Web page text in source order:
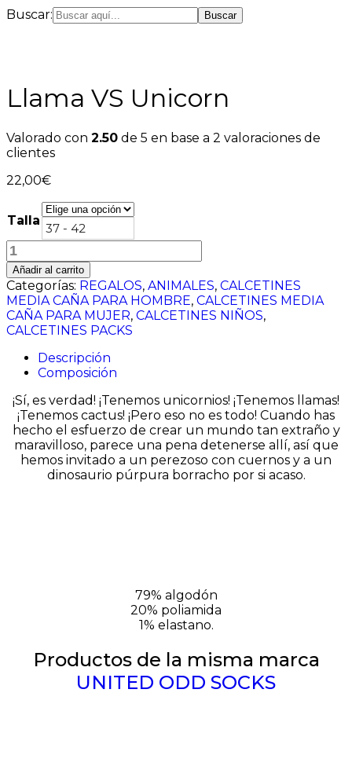
Buscar:
Llama VS Unicorn
Valorado con 2.50 de 5 en base a 2 valoraciones de
clientes
22,00€
Talla
37 - 42
Llama
VS
Unicorn
cantidad
Añadir al carrito
Categorías: REGALOS, ANIMALES, CALCETINES
MEDIA CAÑA PARA HOMBRE, CALCETINES MEDIA
CAÑA PARA MUJER, CALCETINES NIÑOS,
CALCETINES PACKS
Descripción
Composición
¡Sí, es verdad! ¡Tenemos unicornios! ¡Tenemos llamas!
¡Tenemos cactus! ¡Pero eso no es todo! Cuando has
hecho el esfuerzo de crear un mundo tan extraño y
maravilloso, parece una pena detenerse allí, así que
hemos invitado a un perezoso con cuernos y a un
dinosaurio púrpura borracho por si acaso.
79% algodón
20% poliamida
1% elastano.
Productos de la misma marca
UNITED ODD SOCKS